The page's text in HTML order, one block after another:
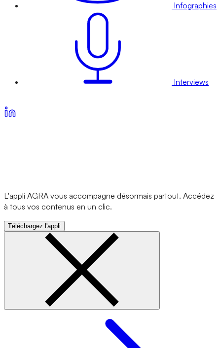
Infographies
Interviews
L'appli AGRA vous accompagne désormais partout. Accédez
à tous vos contenus en un clic.
Téléchargez l'appli